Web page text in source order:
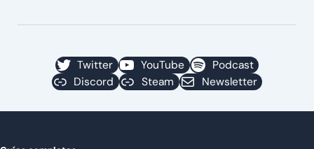
Twitter YouTube
Podcast
Discord
Steam Newsletter